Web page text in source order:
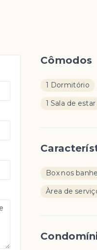
Cômodos
1 Dormitório
1 Sala de estar
Box nos
Àrea de